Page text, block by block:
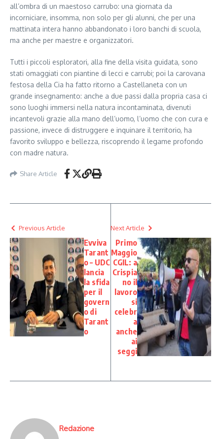
all’ombra di un maestoso carrubo: una giornata da
incorniciare, insomma, non solo per gli alunni, che per una
mattinata intera hanno abbandonato i loro banchi di scuola,
ma anche per maestre e organizzatori.
Tutti i piccoli esploratori, alla fine della visita guidata, sono
stati omaggiati con piantine di lecci e carrubi; poi la carovana
festosa della Cia ha fatto ritorno a Castellaneta con un
grande insegnamento: anche a due passi dalla propria casa ci
sono luoghi immersi nella natura incontaminata, divenuti
incantevoli grazie alla mano dell’uomo, l’uomo che con cura e
passione, invece di distruggere e inquinare il territorio, ha
favorito sviluppo e bellezza, riscoprendo il legame profondo
con madre natura.
Share Article
Previous Article
Evviva
Tarant
o – UDC
lancia
la sfida
per il
govern
o di
Tarant
o
Next Article
Primo
Maggio
CGIL: a
Crispia
no il
lavoro
si
celebr
a
anche
ai
seggi
Redazione